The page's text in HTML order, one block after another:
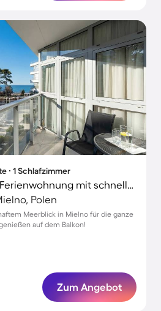
∙ 1 Schlafzimmer
Kinderfreundliche Ferienwohnung mit schnellem Internet | Wasserblick | Nah am Strand
Polen
Meerblick in Mielno für die ganze
auf dem Balkon!
Zum Angebot